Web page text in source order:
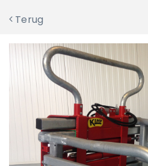
Terug